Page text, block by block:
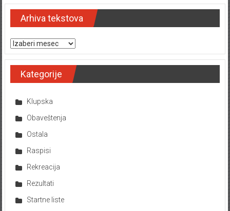
Arhiva tekstova
Arhiva tekstova
Kategorije
Klupska
Obaveštenja
Ostala
Raspisi
Rekreacija
Rezultati
Startne liste